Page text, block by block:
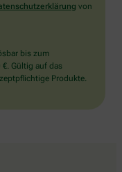
von
bis zum
Gültig auf das
Produkte.